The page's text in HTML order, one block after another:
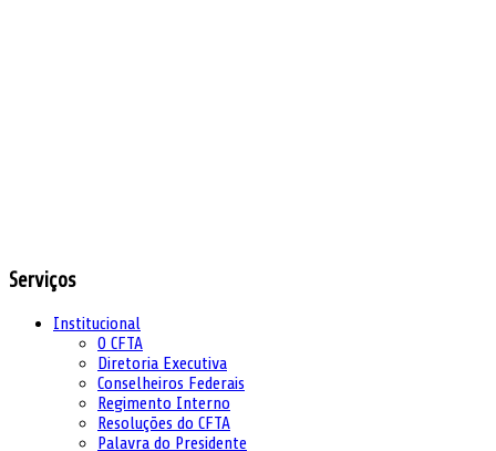
Serviços
Institucional
O CFTA
Diretoria Executiva
Conselheiros Federais
Regimento Interno
Resoluções do CFTA
Palavra do Presidente